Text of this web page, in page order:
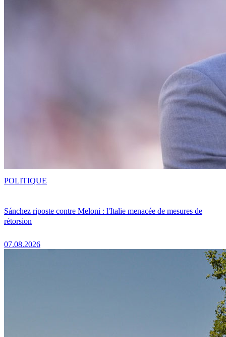
Sánchez riposte contre Meloni : l'Italie menacée de mesures de
rétorsion
07.08.2026
POLITIQUE